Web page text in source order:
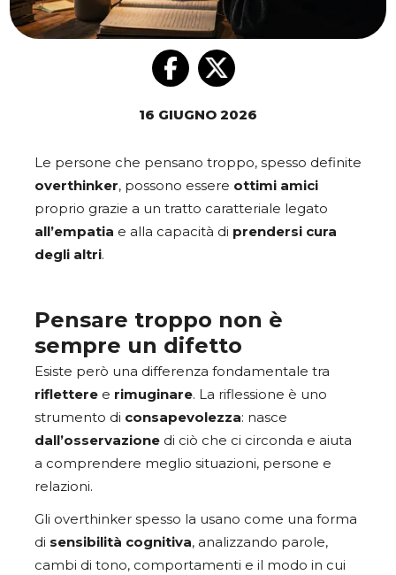
16 GIUGNO 2026
Le persone che pensano troppo, spesso definite
overthinker, possono essere ottimi amici
proprio grazie a un tratto caratteriale legato
all’empatia e alla capacità di prendersi cura
degli altri.
Pensare troppo non è
sempre un difetto
Esiste però una differenza fondamentale tra
riflettere e rimuginare. La riflessione è uno
strumento di consapevolezza: nasce
dall’osservazione di ciò che ci circonda e aiuta
a comprendere meglio situazioni, persone e
relazioni.
Gli overthinker spesso la usano come una forma
di sensibilità cognitiva, analizzando parole,
cambi di tono, comportamenti e il modo in cui